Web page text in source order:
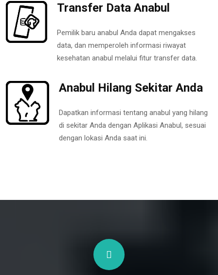
Transfer Data Anabul
Pemilik baru anabul Anda dapat mengakses
data, dan memperoleh informasi riwayat
kesehatan anabul melalui fitur transfer data.
Anabul Hilang Sekitar Anda
Dapatkan informasi tentang anabul yang hilang
di sekitar Anda dengan Aplikasi Anabul, sesuai
dengan lokasi Anda saat ini.